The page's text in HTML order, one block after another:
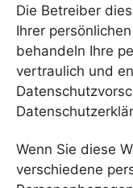
Die Betreiber
Ihrer
behandeln Ihre
vertraulich und
Wenn Sie diese
verschiedene